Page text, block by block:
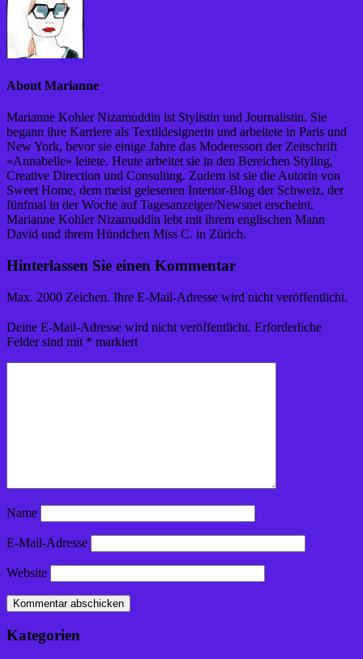
About Marianne
Marianne Kohler Nizamuddin ist Stylistin und Journalistin. Sie
begann ihre Karriere als Textildesignerin und arbeitete in Paris und
New York, bevor sie einige Jahre das Moderessort der Zeitschrift
«Annabelle» leitete. Heute arbeitet sie in den Bereichen Styling,
Creative Direction und Consulting. Zudem ist sie die Autorin von
Sweet Home, dem meist gelesenen Interior-Blog der Schweiz, der
fünfmal in der Woche auf Tagesanzeiger/Newsnet erscheint.
Marianne Kohler Nizamuddin lebt mit ihrem englischen Mann
David und ihrem Hündchen Miss C. in Zürich.
Hinterlassen Sie einen Kommentar
Max. 2000 Zeichen. Ihre E-Mail-Adresse wird nicht veröffentlicht.
Deine E-Mail-Adresse wird nicht veröffentlicht. Erforderliche
Felder sind mit * markiert
Name
E-Mail-Adresse
Website
Kategorien